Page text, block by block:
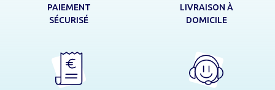
PAIEMENT
SÉCURISÉ
LIVRAISON À
DOMICILE